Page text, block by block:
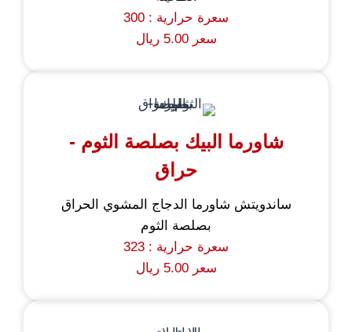
سعرة حرارية : 300
سعر 5.00 ريال
شاورما البيك بصلصة الثوم -
حراق
ساندويتش شاورما الدجاج المشوي الحراق
بصلصة الثوم
سعرة حرارية : 323
سعر 5.00 ريال